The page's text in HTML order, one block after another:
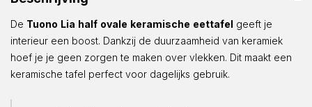
De Tuono Lia half ovale keramische eettafel geeft je
interieur een boost. Dankzij de duurzaamheid van keramiek
hoef je je geen zorgen te maken over vlekken. Dit maakt een
keramische tafel perfect voor dagelijks gebruik.